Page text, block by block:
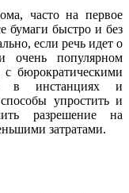
часто на первое
бумаги быстро и без
если речь идет о
очень популярном
бюрократическими
в инстанциях и
упростить и
разрешение на
затратами.